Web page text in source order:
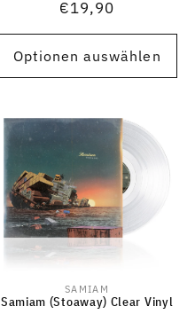
Normaler
Preis
€19,90
Optionen auswählen
Anbieter:
SAMIAM
Samiam (Stoaway) Clear Vinyl